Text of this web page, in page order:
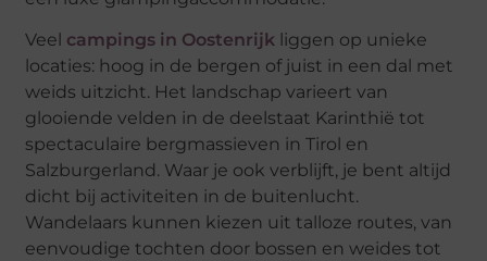
Veel campings in Oostenrijk liggen op unieke
locaties: hoog in de bergen of juist in een dal met
weids uitzicht. Het landschap varieert van
glooiende velden in de deelstaat Karinthië tot
spectaculaire bergmassieven in Tirol en
Salzburgerland. Waar je ook verblijft, je bent altijd
dicht bij activiteiten in de buitenlucht.
Wandelaars kunnen kiezen uit talloze routes, van
eenvoudige tochten door bossen en weides tot